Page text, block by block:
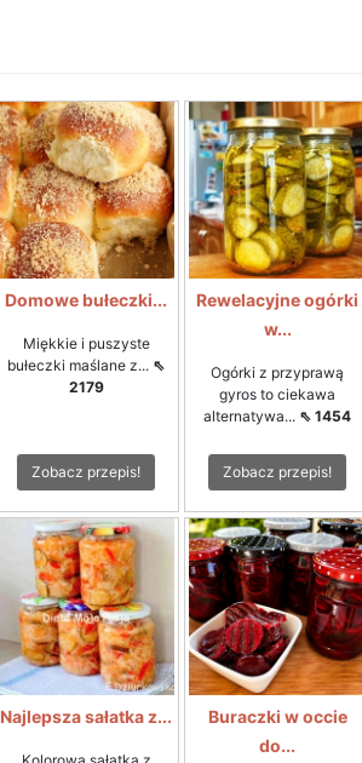
Domowe bułeczki...
Miękkie i puszyste
bułeczki maślane z... ⇖
2179
Zobacz przepis!
Rewelacyjne ogórki
w...
Ogórki z przyprawą
gyros to ciekawa
alternatywa... ⇖ 1454
Zobacz przepis!
Najlepsza sałatka z...
Buraczki w occie
do...